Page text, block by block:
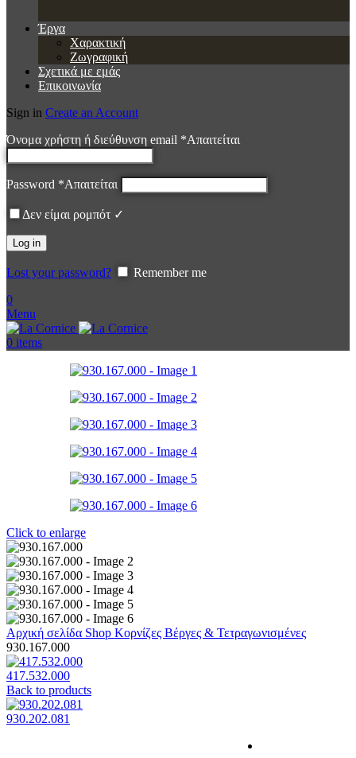
Έργα
Χαρακτική
Ζωγραφική
Σχετικά με εμάς
Επικοινωνία
Sign in Create an Account
Όνομα χρήστη ή διεύθυνση email *Απαιτείται
Password *Απαιτείται
Δεν είμαι ρομπότ ✓
Log in
Lost your password?
Remember me
0
Menu
0 items
Click to enlarge
Αρχική σελίδα Shop Κορνίζες Βέργες & Τετραγωνισμένες
930.167.000
417.532.000
Back to products
930.202.081